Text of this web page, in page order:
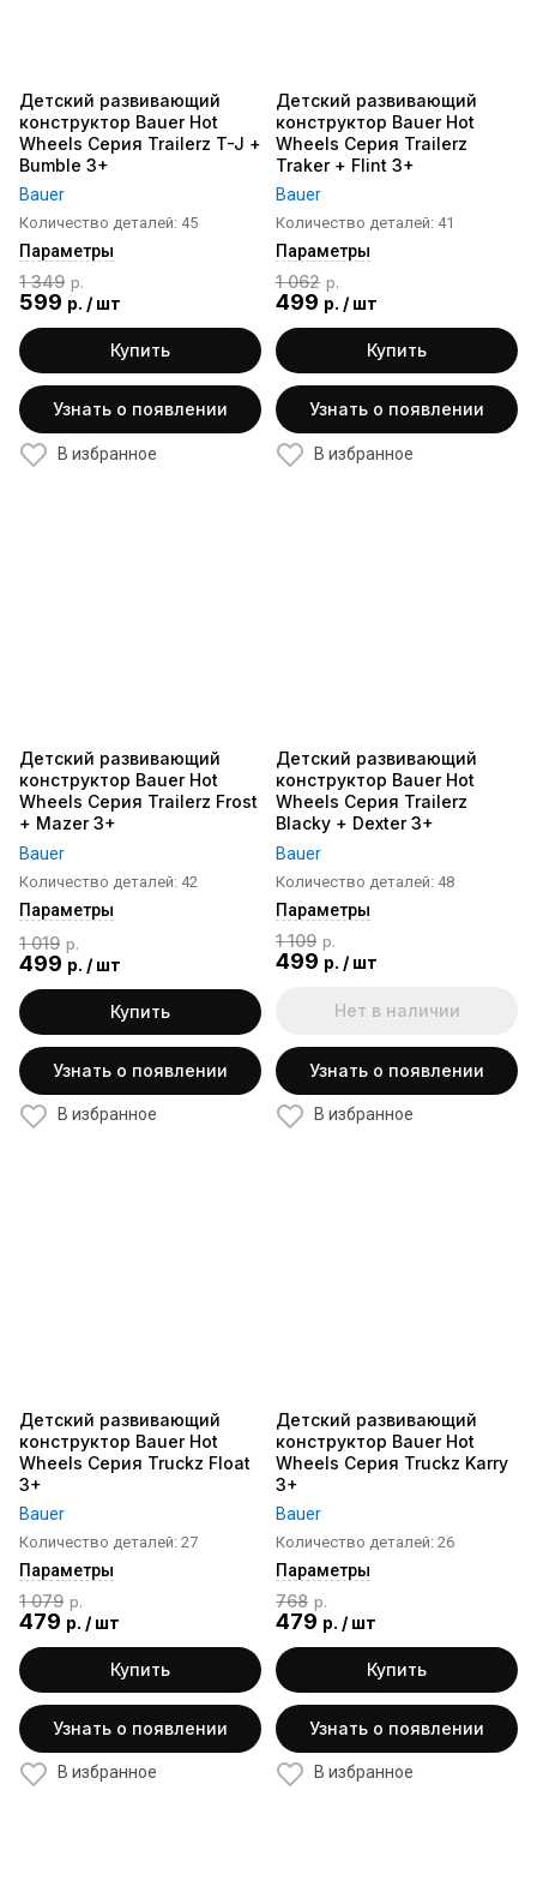
Детский развивающий
конструктор Bauer Hot
Wheels Серия Trailerz T-J +
Bumble 3+
Bauer
Количество деталей: 45
Параметры
1 349 р.
599 р. / шт
Купить
Узнать о появлении
В избранное
Детский развивающий
конструктор Bauer Hot
Wheels Серия Trailerz
Traker + Flint 3+
Bauer
Количество деталей: 41
Параметры
1 062 р.
499 р. / шт
Купить
Узнать о появлении
В избранное
Детский развивающий
конструктор Bauer Hot
Wheels Серия Trailerz Frost
+ Mazer 3+
Bauer
Количество деталей: 42
Параметры
1 019 р.
499 р. / шт
Купить
Узнать о появлении
В избранное
Детский развивающий
конструктор Bauer Hot
Wheels Серия Trailerz
Blacky + Dexter 3+
Bauer
Количество деталей: 48
Параметры
1 109 р.
499 р. / шт
Нет в наличии
Узнать о появлении
В избранное
Детский развивающий
конструктор Bauer Hot
Wheels Серия Truckz Floаt
3+
Bauer
Количество деталей: 27
Параметры
1 079 р.
479 р. / шт
Купить
Узнать о появлении
В избранное
Детский развивающий
конструктор Bauer Hot
Wheels Серия Truckz Karry
3+
Bauer
Количество деталей: 26
Параметры
768 р.
479 р. / шт
Купить
Узнать о появлении
В избранное